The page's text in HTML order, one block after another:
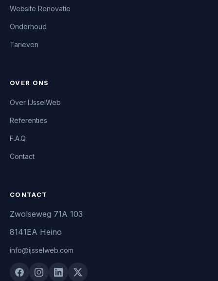
Website Renovatie
Onderhoud
Tarieven
OVER ONS
Over IJsselWeb
Referenties
F.A.Q.
Contact
CONTACT
Zwolseweg 71A 103
8141EA Heino
info@ijsselweb.com